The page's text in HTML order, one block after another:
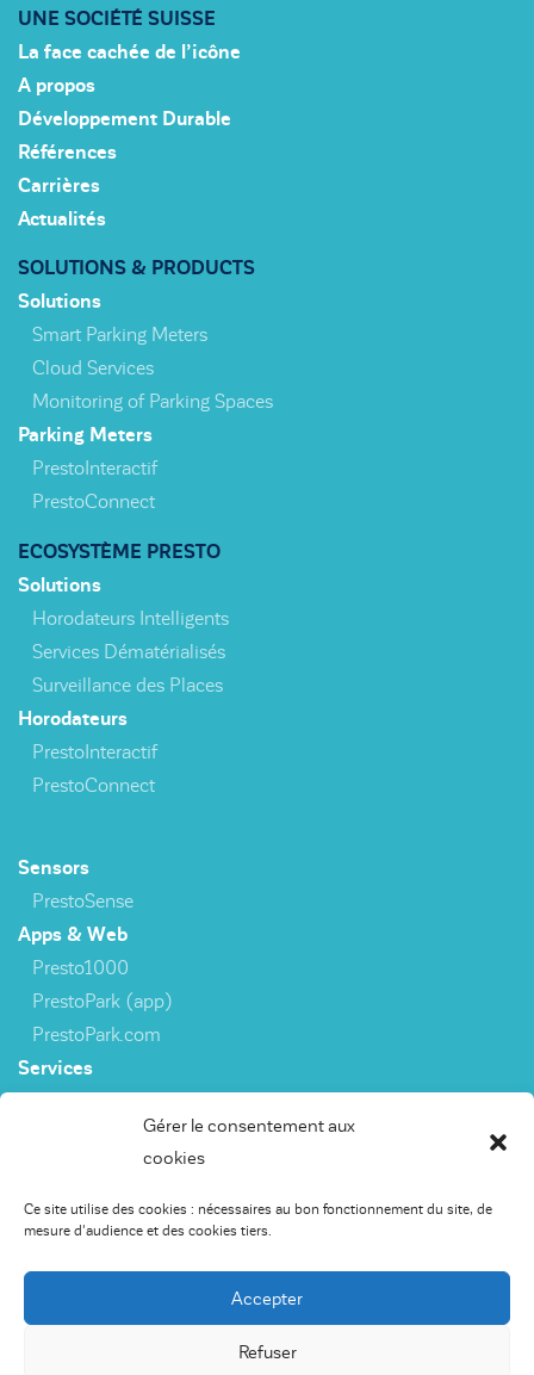
Gérer le consentement aux
cookies
Ce site utilise des cookies : nécessaires au bon fonctionnement du site, de
mesure d'audience et des cookies tiers.
Accepter
Refuser
UNE SOCIÉTÉ SUISSE
La face cachée de l’icône
A propos
Développement Durable
Références
Carrières
Actualités
SOLUTIONS & PRODUCTS
Solutions
Smart Parking Meters
Cloud Services
Monitoring of Parking Spaces
Parking Meters
PrestoInteractif
PrestoConnect
ECOSYSTÈME PRESTO
Solutions
Horodateurs Intelligents
Services Dématérialisés
Surveillance des Places
Horodateurs
PrestoInteractif
PrestoConnect
Sensors
PrestoSense
Apps & Web
Presto1000
PrestoPark (app)
PrestoPark.com
Services
PrestoSense